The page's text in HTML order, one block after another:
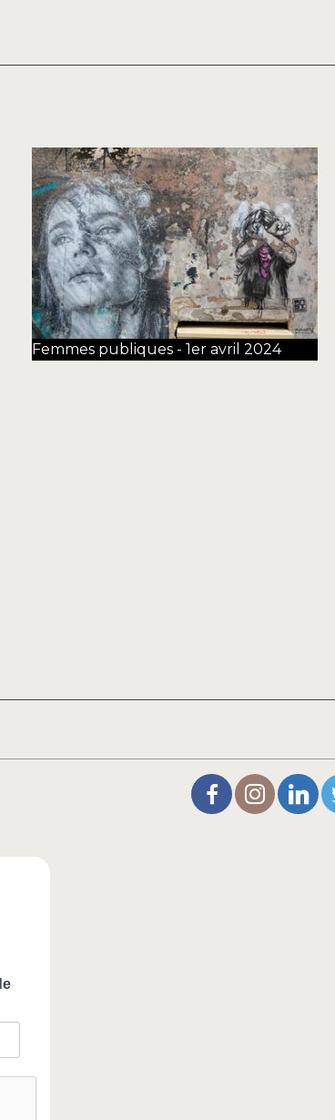
Femmes publiques - 1er avril 2024
L’Aire de Rien